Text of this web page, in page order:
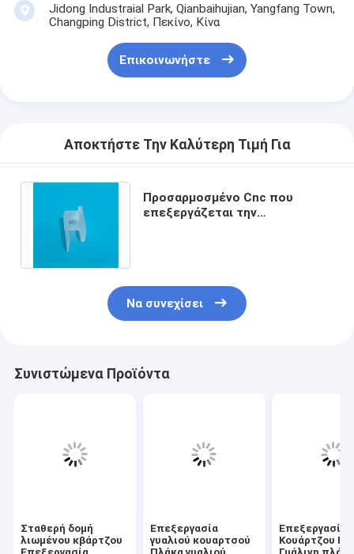
Jidong Industraial Park, Qianbaihujian, Yangfang Town,
Changping District, Πεκίνο, Κίνα
Επικοινωνήστε
Αποκτήστε Την Καλύτερη Τιμή Για
Προσαρμοσμένο Cnc που
επεξεργάζεται την
Να συνεχίσει
Συνιστώμενα Προϊόντα
Σταθερή δομή
λιωμένου κβάρτζου
Επεξεργασία
γυαλιού κουαρτσού
Επεξεργασία
Κουάρτζου